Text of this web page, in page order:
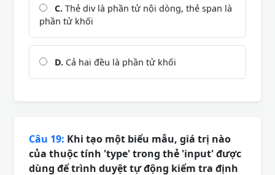
C. Thẻ div là phần tử nội dòng, thẻ span là
phần tử khối
D. Cả hai đều là phần tử khối
Câu 19: Khi tạo một biểu mẫu, giá trị nào
của thuộc tính 'type' trong thẻ 'input' được
dùng để trình duyệt tự động kiểm tra định